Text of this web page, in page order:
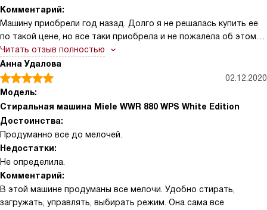
Комментарий:
Машину приобрели год назад. Долго я не решалась купить ее
по такой цене, но все таки приобрела и не пожалела об этом
ни разу. Такой качественной стирки я еще не видела.
Функционал позволяет отстирать любое загрезнение и любой
вид ткани. Не жалею потраченных на нее денег, она мне их уже
вернула чистым бельем.
Читать отзыв полностью
Анна Удалова
02.12.2020
Модель:
Стиральная машина Miele WWR 880 WPS White Edition
Достоинства:
Продуманно все до мелочей.
Недостатки:
Не определила.
Комментарий:
В этой машине продуманы все мелочи. Удобно стирать,
загружать, управлять, выбирать режим. Она сама все